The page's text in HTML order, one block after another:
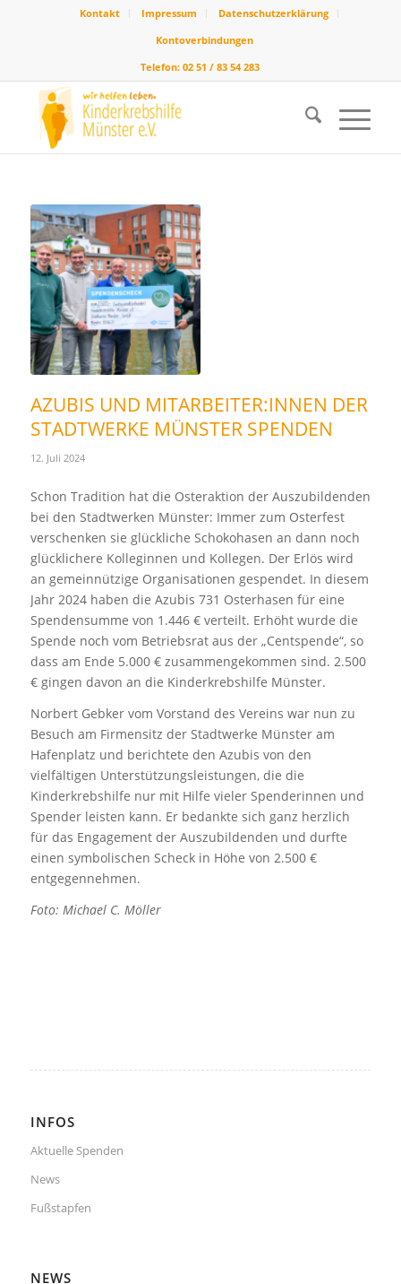
Kontakt Impressum
Datenschutzerklärung
Kontoverbindungen
Telefon: 02 51 / 83 54 283
AZUBIS UND MITARBEITER:INNEN DER
STADTWERKE MÜNSTER SPENDEN
12. Juli 2024
Schon Tradition hat die Osteraktion der Auszubildenden
bei den Stadtwerken Münster: Immer zum Osterfest
verschenken sie glückliche Schokohasen an dann noch
glücklichere Kolleginnen und Kollegen. Der Erlös wird
an gemeinnützige Organisationen gespendet. In diesem
Jahr 2024 haben die Azubis 731 Osterhasen für eine
Spendensumme von 1.446 € verteilt. Erhöht wurde die
Spende noch vom Betriebsrat aus der „Centspende“, so
dass am Ende 5.000 € zusammengekommen sind. 2.500
€ gingen davon an die Kinderkrebshilfe Münster.
Norbert Gebker vom Vorstand des Vereins war nun zu
Besuch am Firmensitz der Stadtwerke Münster am
Hafenplatz und berichtete den Azubis von den
vielfältigen Unterstützungsleistungen, die die
Kinderkrebshilfe nur mit Hilfe vieler Spenderinnen und
Spender leisten kann. Er bedankte sich ganz herzlich
für das Engagement der Auszubildenden und durfte
einen symbolischen Scheck in Höhe von 2.500 €
entgegennehmen.
Foto: Michael C. Möller
INFOS
Aktuelle Spenden
News
Fußstapfen
NEWS